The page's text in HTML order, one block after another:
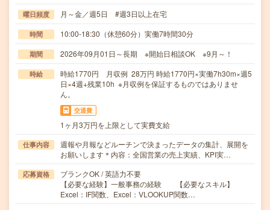
曜日頻度 月～金／週5日 #週3日以上在宅
時間 10:00-18:30（休憩60分）実働7時間30分
期間 2026年09月01日～長期 ※開始日相談OK ※9月～！
時給
時給1770円 月収例 28万円 時給1770円×実働7h30m×週5
日×4週+残業10h ※月収例を保証するものではありませ
ん。
交通費
1ヶ月3万円を上限として実費支給
仕事内容
週報や月報などルーチンで決まったデータの集計、展開を
お願いします＊内容：全国営業の売上実績、KPI実…
応募資格
ブランクOK / 英語力不要
【必要な経験】一般事務の経験 【必要なスキル】
Excel：IF関数、Excel：VLOOKUP関数…